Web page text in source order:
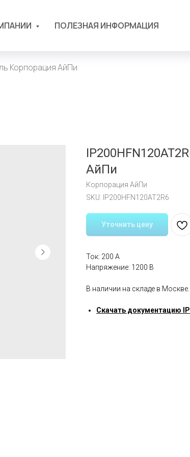
ПОЛЕЗНАЯ ИНФОРМАЦИЯ
Корпорация АйПи
АйПи
Корпорация АйПи
SKU: IP200HFN120AT2R6
Уточнить цену
Ток: 200 A
Напряжение: 1200 В
В наличии на складе в Москве.
Скачать документацию